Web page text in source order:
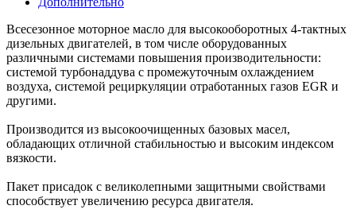
Всесезонное моторное масло для высокооборотных 4-тактных
дизельных двигателей, в том числе оборудованных
различными системами повышения производительности:
системой турбонаддува с промежуточным охлаждением
воздуха, системой рециркуляции отработанных газов EGR и
другими.
Производится из высокоочищенных базовых масел,
обладающих отличной стабильностью и высоким индексом
вязкости.
Пакет присадок с великолепными защитными свойствами
способствует увеличению ресурса двигателя.